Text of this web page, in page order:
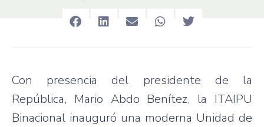
Con presencia del presidente de la
República, Mario Abdo Benítez, la ITAIPU
Binacional inauguró una moderna Unidad de